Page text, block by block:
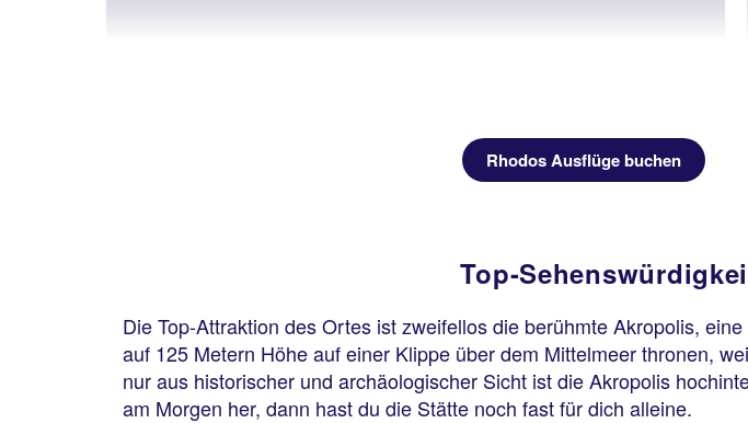
Rhodos Ausflüge buchen
Top-
Die Top-Attraktion des Ortes ist zweifellos die berühmte Akropolis,
auf 125 Metern Höhe auf einer Klippe über dem Mittelmeer thronen,
nur aus historischer und archäologischer Sicht ist die Akropolis
am Morgen her, dann hast du die Stätte noch fast für dich alleine.